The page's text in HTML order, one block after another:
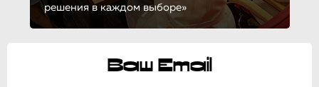
решения в каждом выборе»
Ваш Email